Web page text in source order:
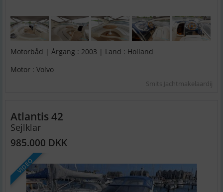
Motorbåd | Årgang : 2003 | Land : Holland
Motor : Volvo
Smits Jachtmakelaardij
Atlantis 42
Sejlklar
985.000 DKK
VIDEO